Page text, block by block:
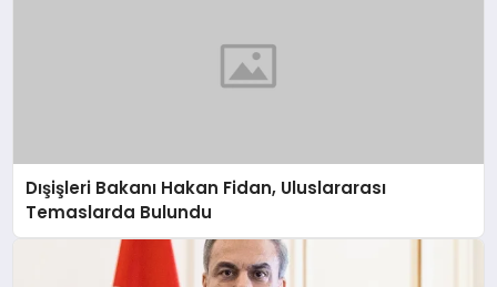
Dışişleri Bakanı Hakan Fidan, Uluslararası
Temaslarda Bulundu